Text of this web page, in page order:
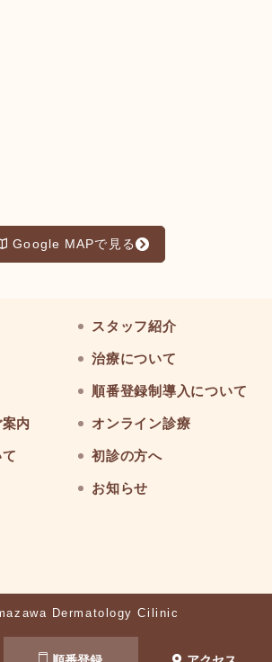
Google MAPで見る
スタッフ紹介
治療について
順番登録制導入について
内 オンライン診療
初診の方へ
お知らせ
Dermatology Cilinic